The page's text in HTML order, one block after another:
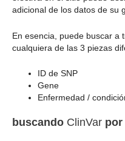
adicional de los datos de su
En esencia, puede buscar a
cualquiera de las 3 piezas
ID de SNP
Gene
Enfermedad /
buscando ClinVar por